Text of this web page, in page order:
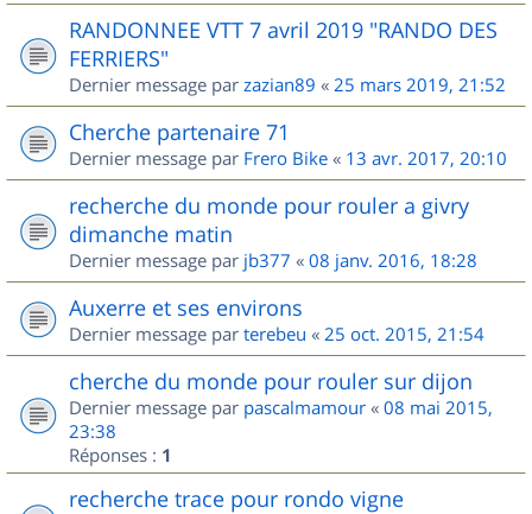
RANDONNEE VTT 7 avril 2019 "RANDO DES
FERRIERS"
Dernier message par zazian89 « 25 mars 2019, 21:52
Cherche partenaire 71
Dernier message par Frero Bike « 13 avr. 2017, 20:10
recherche du monde pour rouler a givry
dimanche matin
Dernier message par jb377 « 08 janv. 2016, 18:28
Auxerre et ses environs
Dernier message par terebeu « 25 oct. 2015, 21:54
cherche du monde pour rouler sur dijon
Dernier message par pascalmamour « 08 mai 2015,
23:38
Réponses : 1
recherche trace pour rondo vigne